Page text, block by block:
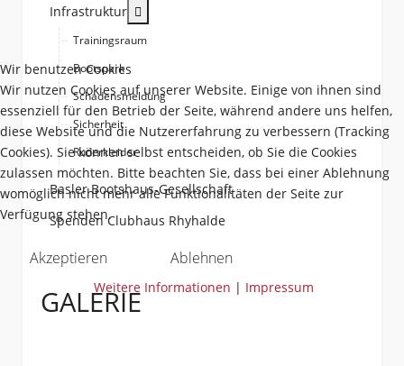
Infrastruktur
Trainingsraum
Bootspark
Schadensmeldung
Sicherheit
Ruderkleider
Basler Bootshaus-Gesellschaft
Spenden Clubhaus Rhyhalde
GALERIE
Wir benutzen Cookies
Wir nutzen Cookies auf unserer Website. Einige von ihnen sind
essenziell für den Betrieb der Seite, während andere uns helfen,
diese Website und die Nutzererfahrung zu verbessern (Tracking
Cookies). Sie können selbst entscheiden, ob Sie die Cookies
zulassen möchten. Bitte beachten Sie, dass bei einer Ablehnung
womöglich nicht mehr alle Funktionalitäten der Seite zur
Verfügung stehen.
Akzeptieren Ablehnen
Weitere Informationen | Impressum